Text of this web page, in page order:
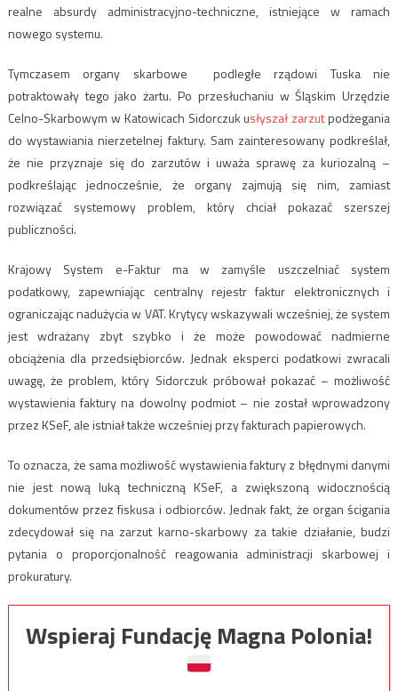
realne absurdy administracyjno-techniczne, istniejące w ramach
nowego systemu.
Tymczasem organy skarbowe podległe rządowi Tuska nie
potraktowały tego jako żartu. Po przesłuchaniu w Śląskim Urzędzie
Celno-Skarbowym w Katowicach Sidorczuk usłyszał zarzutpodżegania
do wystawiania nierzetelnej faktury. Sam zainteresowany podkreślał,
że nie przyznaje się do zarzutów i uważa sprawę za kuriozalną –
podkreślając jednocześnie, że organy zajmują się nim, zamiast
rozwiązać systemowy problem, który chciał pokazać szerszej
publiczności.
Krajowy System e-Faktur ma w zamyśle uszczelniać system
podatkowy, zapewniając centralny rejestr faktur elektronicznych i
ograniczając nadużycia w VAT. Krytycy wskazywali wcześniej, że system
jest wdrażany zbyt szybko i że może powodować nadmierne
obciążenia dla przedsiębiorców. Jednak eksperci podatkowi zwracali
uwagę, że problem, który Sidorczuk próbował pokazać – możliwość
wystawienia faktury na dowolny podmiot – nie został wprowadzony
przez KSeF, ale istniał także wcześniej przy fakturach papierowych.
To oznacza, że sama możliwość wystawienia faktury z błędnymi danymi
nie jest nową luką techniczną KSeF, a zwiększoną widocznością
dokumentów przez fiskusa i odbiorców. Jednak fakt, że organ ścigania
zdecydował się na zarzut karno-skarbowy za takie działanie, budzi
pytania o proporcjonalność reagowania administracji skarbowej i
prokuratury.
Wspieraj Fundację Magna Polonia!